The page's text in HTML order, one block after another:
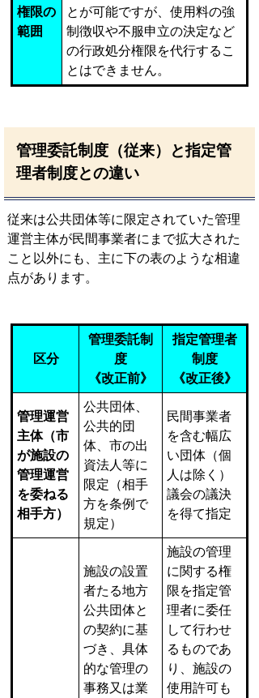
権限の
範囲
とが可能ですが、使用料の強
制徴収や不服申立の決定など
の行政処分権限を代行するこ
とはできません。
管理委託制度（従来）と指定管
理者制度との違い
従来は公共団体等に限定されていた管理
運営主体が民間事業者にまで拡大された
こと以外にも、主に下の表のような相違
点があります。
区分
管理委託制
度
《改正前》
指定管理者
制度
《改正後》
管理運営
主体（市
が施設の
管理運営
を委ねる
相手方）
公共団体、
公共的団
体、市の出
資法人等に
限定（相手
方を条例で
規定）
民間事業者
を含む幅広
い団体（個
人は除く）
議会の議決
を得て指定
施設の設置
者たる地方
公共団体と
の契約に基
づき、具体
的な管理の
事務又は業
施設の管理
に関する権
限を指定管
理者に委任
して行わせ
るものであ
り、施設の
使用許可も